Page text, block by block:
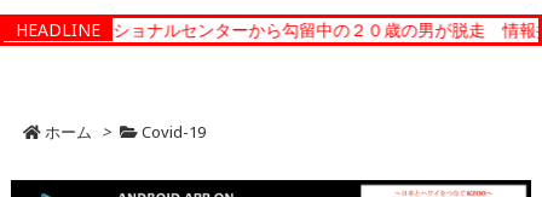
HEADLINE
ィーコレクショナルセンターから勾留中の２０歳の男が脱走 情報提
ホーム > Covid-19